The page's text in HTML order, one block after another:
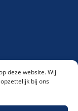
deze website. Wij
bij ons